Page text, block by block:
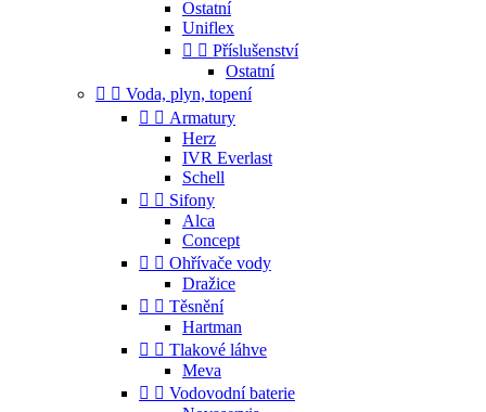
Ostatní
Uniflex
  Příslušenství
Ostatní
  Voda, plyn, topení
  Armatury
Herz
IVR Everlast
Schell
  Sifony
Alca
Concept
  Ohřívače vody
Dražice
  Těsnění
Hartman
  Tlakové láhve
Meva
  Vodovodní baterie